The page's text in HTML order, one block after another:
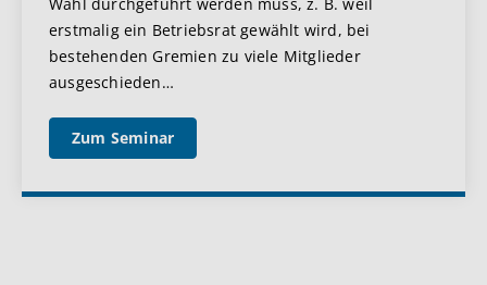
erstmalig ein Betriebsrat gewählt wird, bei
bestehenden Gremien zu viele Mitglieder
ausgeschieden…
Zum Seminar